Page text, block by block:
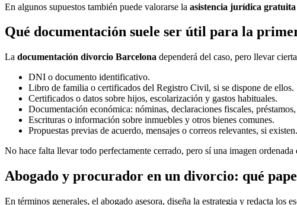
En algunos supuestos también puede valorarse la asistencia jurídica
Qué documentación suele ser útil para la
La documentación divorcio Barcelona dependerá del caso, pero llevar
DNI o documento identificativo.
Libro de familia o certificados del Registro Civil, si se dispone de ellos.
Certificados o datos sobre hijos, escolarización y gastos habituales.
Documentación económica: nóminas, declaraciones fiscales,
Escrituras o información sobre inmuebles y otros bienes comunes.
Propuestas previas de acuerdo, mensajes o correos relevantes, si existen.
No hace falta llevar todo perfectamente cerrado, pero sí una imagen
Abogado y procurador en un divorcio: qué
En términos generales, el abogado asesora, diseña la estrategia y redacta